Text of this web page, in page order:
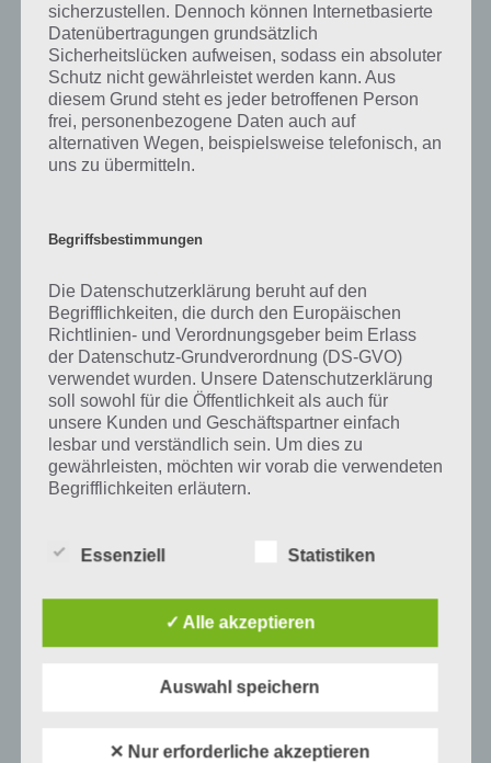
Darum geht es bei 94%
Was ist 94%? In der App 94% musst du auf Basis eines Bildes oder
einer Aussage die Antworten herausfinden, die von anderen Spielern
am häufigsten genannt worden sind. Nur so kannst du das nächste
Level freischalten. Zusammenaddiert ergeben alle Antworten 94
wurde die App mittlerweile heruntergeladen und gehört mit zu den
und iTunes App Store.
Auf WhatsApp teilen Teilen auf Facebook
Tweet auf Twitter
sicherzustellen. Dennoch können Internetbasierte
Datenübertragungen grundsätzlich
Sicherheitslücken aufweisen, sodass ein absoluter
Schutz nicht gewährleistet werden kann. Aus
diesem Grund steht es jeder betroffenen Person
frei, personenbezogene Daten auch auf
alternativen Wegen, beispielsweise telefonisch, an
uns zu übermitteln.
Begriffsbestimmungen
Die Datenschutzerklärung beruht auf den
Begrifflichkeiten, die durch den Europäischen
Richtlinien- und Verordnungsgeber beim Erlass
der Datenschutz-Grundverordnung (DS-GVO)
verwendet wurden. Unsere Datenschutzerklärung
soll sowohl für die Öffentlichkeit als auch für
unsere Kunden und Geschäftspartner einfach
lesbar und verständlich sein. Um dies zu
gewährleisten, möchten wir vorab die verwendeten
Begrifflichkeiten erläutern.
unter anderem die folgenden Begriffe:
a) personenbezogene Daten
Personenbezogene Daten sind alle
Folgenden „betroffene Person") beziehen.
Essenziell Statistiken
✓ Alle akzeptieren
Auswahl speichern
✕ Nur erforderliche akzeptieren